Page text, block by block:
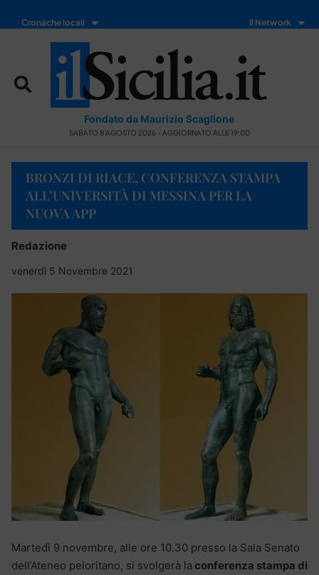
Cronache locali Il Network
Fondato da Maurizio Scaglione
SABATO 8 AGOSTO 2026 - AGGIORNATO ALLE 19:00
BRONZI DI RIACE, CONFERENZA STAMPA
ALL’UNIVERSITÀ DI MESSINA PER LA
NUOVA APP
Redazione
venerdì 5 Novembre 2021
Martedì 9 novembre, alle ore 10.30 presso la Sala Senato
dell’Ateneo peloritano, si svolgerà la conferenza stampa di